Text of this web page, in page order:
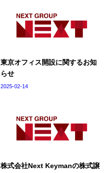
東京オフィス開設に関するお知
らせ
2025-02-14
株式会社Next Keymanの株式譲